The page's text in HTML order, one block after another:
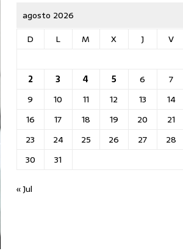
agosto 2026
D
L M X J V
2
3 4 5 6 7
9
10 11 12 13 14
16
17 18 19 20 21
23
24 25 26 27 28
30
31
« Jul